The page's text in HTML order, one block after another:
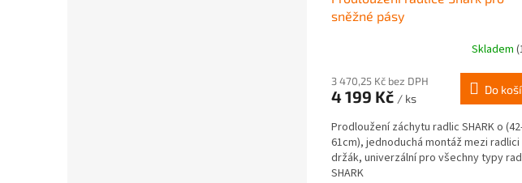
sněžné pásy
Skladem
3 470,25 Kč bez DPH
4 199 Kč / ks
Do
Prodloužení záchytu radlic SHARK o
61cm), jednoduchá montáž mezi radlici
držák, univerzální pro všechny typy
SHARK